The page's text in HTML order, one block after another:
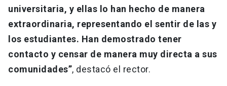
universitaria, y ellas lo han hecho de manera
extraordinaria, representando el sentir de las y
los estudiantes. Han demostrado tener
contacto y censar de manera muy directa a sus
comunidades”, destacó el rector.